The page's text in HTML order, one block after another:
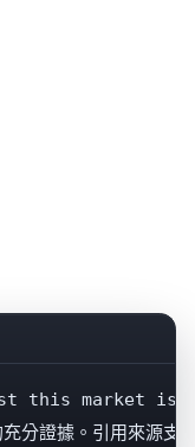
this market is
分證據。引用來源支